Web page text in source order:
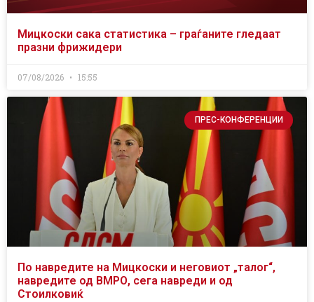
Мицкоски сака статистика – граѓаните гледаат
празни фрижидери
07/08/2026 15:55
ПРЕС-КОНФЕРЕНЦИИ
По навредите на Мицкоски и неговиот „талог“,
навредите од ВМРО, сега навреди и од
Стоилковиќ